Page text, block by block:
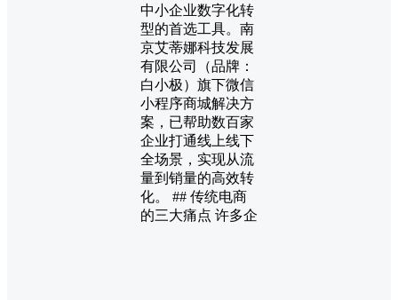
中小企业数字化转
型的首选工具。南
京艾蒂娜科技发展
有限公司（品牌：
白小极）旗下微信
小程序商城解决方
案，已帮助数百家
企业打通线上线下
全场景，实现从流
量到销量的高效转
化。 ## 传统电商
的三大痛点 许多企